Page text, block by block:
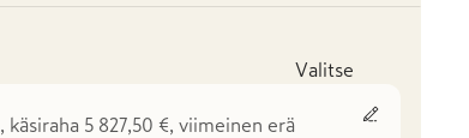
Valitse
käsiraha 5 827,50 €, viimeinen erä